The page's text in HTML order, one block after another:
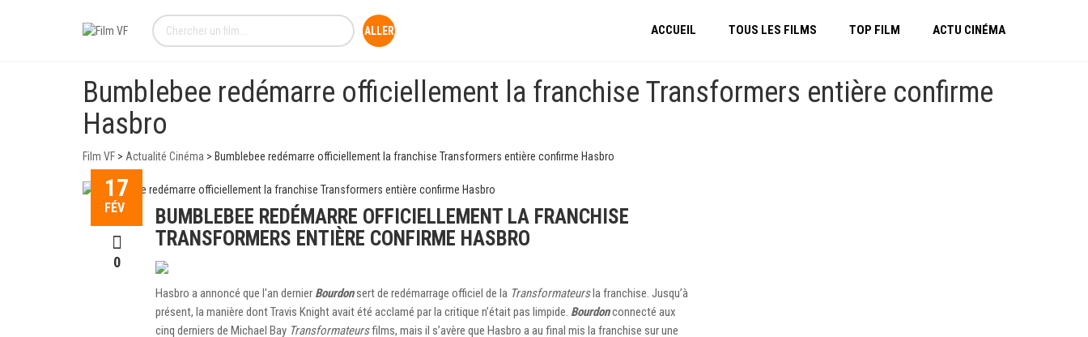
ACCUEIL TOUS LES FILMS TOP FILM ACTU CINÉMA
Bumblebee redémarre officiellement la franchise Transformers entière confirme
Hasbro
Film VF > Actualité Cinéma > Bumblebee redémarre officiellement la franchise Transformers entière confirme Hasbro
17
FÉV
0
BUMBLEBEE REDÉMARRE OFFICIELLEMENT LA FRANCHISE
TRANSFORMERS ENTIÈRE CONFIRME HASBRO
Hasbro a annoncé que l'an dernier Bourdonsert de redémarrage officiel de la Transformateursla franchise. Jusqu’à
présent, la manière dont Travis Knight avait été acclamé par la critique n’était pas limpide. Bourdonconnecté aux
cinq derniers de Michael Bay Transformateursfilms, mais il s’avère que Hasbro a au final mis la franchise sur une